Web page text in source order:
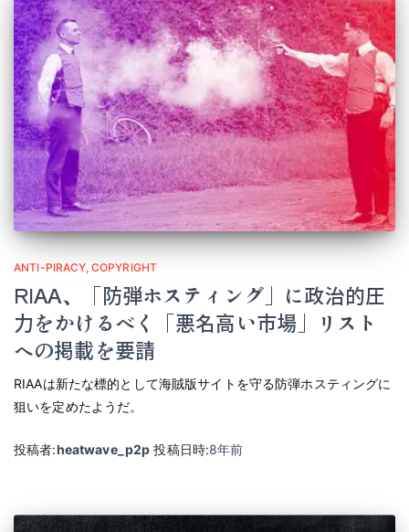
ANTI-PIRACY COPYRIGHT
RIAA、「防弾ホスティング」に政治的圧
力をかけるべく「悪名高い市場」リスト
への掲載を要請
RIAAは新たな標的として海賊版サイトを守る防弾ホスティングに
狙いを定めたようだ。
投稿者:heatwave_p2p 投稿日時:8年前